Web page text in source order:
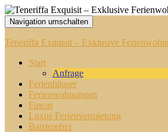
Navigation umschalten
Teneriffa Exquisit – Exklusive
Start
Anfrage
Ferienhäuser
Ferienwohnungen
Fincas
Luxus Ferienvermietung
Barrierefrei